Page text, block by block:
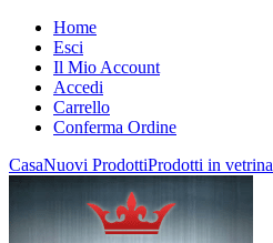
Home
Esci
Il Mio Account
Accedi
Carrello
Conferma Ordine
CasaNuovi ProdottiProdotti in vetrina